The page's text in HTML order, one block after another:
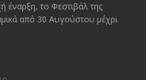
έναρξη, το Φεστιβάλ της
από 30 Αυγούστου μέχρι